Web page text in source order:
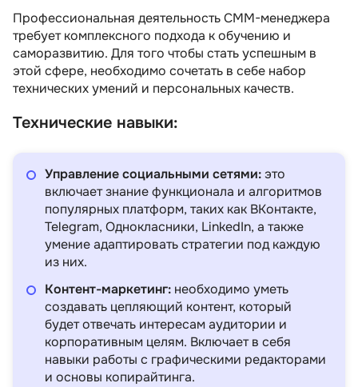
Профессиональная деятельность СММ-менеджера
требует комплексного подхода к обучению и
саморазвитию. Для того чтобы стать успешным в
этой сфере, необходимо сочетать в себе набор
технических умений и персональных качеств.
Технические навыки:
Управление социальными сетями:это
включает знание функционала и алгоритмов
популярных платформ, таких как ВКонтакте,
Telegram, Однокласники, LinkedIn, а также
умение адаптировать стратегии под каждую
из них.
Контент-маркетинг: необходимо уметь
создавать цепляющий контент, который
будет отвечать интересам аудитории и
корпоративным целям. Включает в себя
навыки работы с графическими редакторами
и основы копирайтинга.